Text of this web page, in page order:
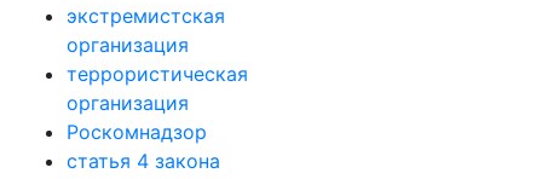
экстремистская
организация
террористическая
организация
Роскомнадзор
статья 4 закона